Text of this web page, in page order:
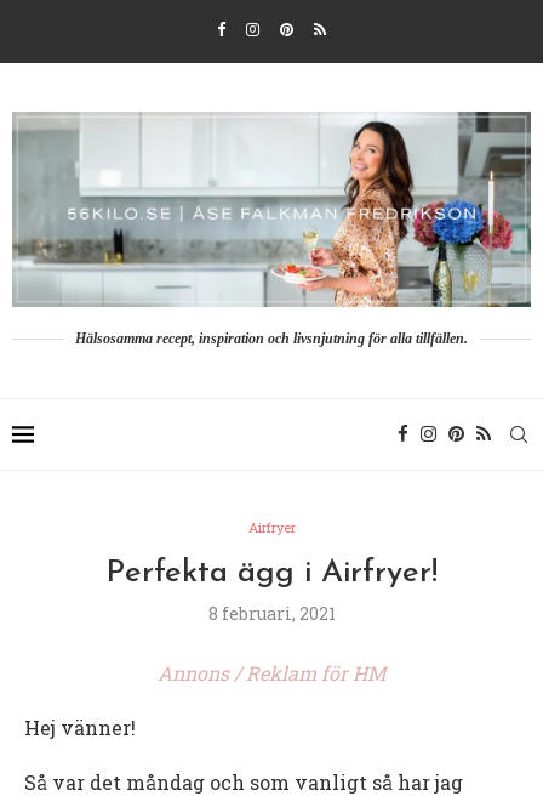
Hälsosamma recept, inspiration och livsnjutning för alla tillfällen.
Airfryer
Perfekta ägg i Airfryer!
8 februari, 2021
Annons / Reklam för HM
Hej vänner!
Så var det måndag och som vanligt så har jag